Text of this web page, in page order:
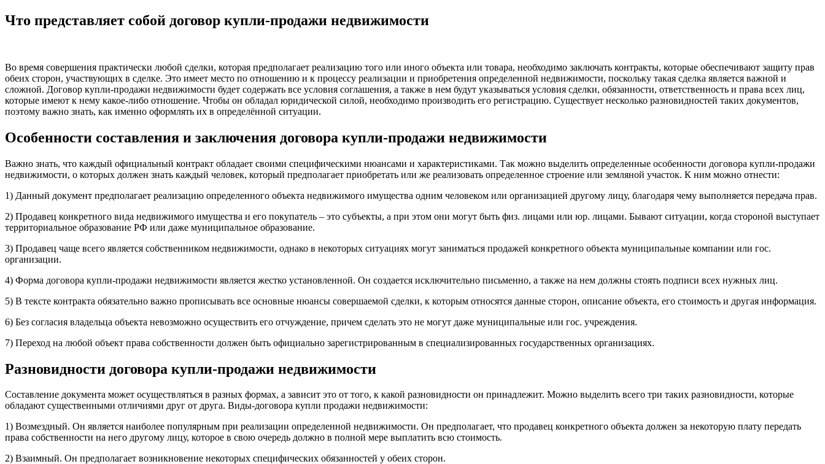
Что представляет собой договор купли-продажи недвижимости
Во время совершения практически любой сделки, которая предполагает реализацию того или иного объекта или товара, необходимо заключать контракты, которые обеспечивают защиту прав
обеих сторон, участвующих в сделке. Это имеет место по отношению и к процессу реализации и приобретения определенной недвижимости, поскольку такая сделка является важной и
сложной. Договор купли-продажи недвижимости будет содержать все условия соглашения, а также в нем будут указываться условия сделки, обязанности, ответственность и права всех лиц,
которые имеют к нему какое-либо отношение. Чтобы он обладал юридической силой, необходимо производить его регистрацию. Существует несколько разновидностей таких документов,
поэтому важно знать, как именно оформлять их в определённой ситуации.
Особенности составления и заключения договора купли-продажи недвижимости
Важно знать, что каждый официальный контракт обладает своими специфическими нюансами и характеристиками. Так можно выделить определенные особенности договора купли-продажи
недвижимости, о которых должен знать каждый человек, который предполагает приобретать или же реализовать определенное строение или земляной участок. К ним можно отнести:
1) Данный документ предполагает реализацию определенного объекта недвижимого имущества одним человеком или организацией другому лицу, благодаря чему выполняется передача прав.
2) Продавец конкретного вида недвижимого имущества и его покупатель – это субъекты, а при этом они могут быть физ. лицами или юр. лицами. Бывают ситуации, когда стороной выступает
территориальное образование РФ или даже муниципальное образование.
3) Продавец чаще всего является собственником недвижимости, однако в некоторых ситуациях могут заниматься продажей конкретного объекта муниципальные компании или гос.
организации.
4) Форма договора купли-продажи недвижимости является жестко установленной. Он создается исключительно письменно, а также на нем должны стоять подписи всех нужных лиц.
5) В тексте контракта обязательно важно прописывать все основные нюансы совершаемой сделки, к которым относятся данные сторон, описание объекта, его стоимость и другая информация.
6) Без согласия владельца объекта невозможно осуществить его отчуждение, причем сделать это не могут даже муниципальные или гос. учреждения.
7) Переход на любой объект права собственности должен быть официально зарегистрированным в специализированных государственных организациях.
Разновидности договора купли-продажи недвижимости
Составление документа может осуществляться в разных формах, а зависит это от того, к какой разновидности он принадлежит. Можно выделить всего три таких разновидности, которые
обладают существенными отличиями друг от друга. Виды-договора купли продажи недвижимости:
1) Возмездный. Он является наиболее популярным при реализации определенной недвижимости. Он предполагает, что продавец конкретного объекта должен за некоторую плату передать
права собственности на него другому лицу, которое в свою очередь должно в полной мере выплатить всю стоимость.
2) Взаимный. Он предполагает возникновение некоторых специфических обязанностей у обеих сторон.